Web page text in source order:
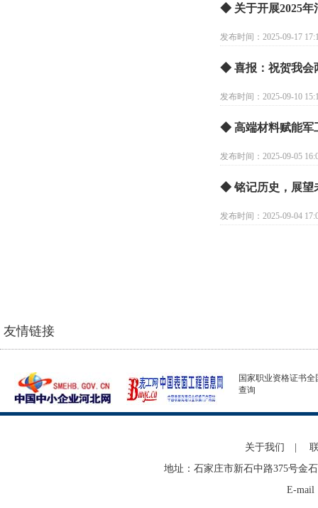
◆ 关于开展2025年
发布时间：2025-09-17
◆ 喜报：祝贺我会
发布时间：2025-09-10
◆ 高端材料赋能军
发布时间：2025-09-05
◆ 铭记历史，展望
发布时间：2025-09-04
友情链接
国家职业资格证书全
查询
关于我们
地址：石家庄市新石中路375号金
E-mail